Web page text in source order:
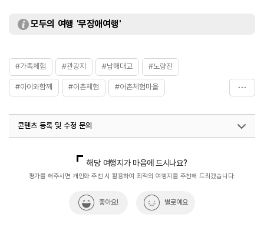
모두의 여행 '무장애여행'
#가족체험 #관광지 #남해대교 #노량진
#아이와함께 #어촌체험 #어촌체험마을
#휴식여행 #휴식하기
콘텐츠 등록 및 수정 문의
해당 여행지가 마음에 드시나요?
평가를 해주시면 개인화 추천 시 활용하여 최적의 여행지를 추천해 드리겠습니다.
좋아요! 별로예요